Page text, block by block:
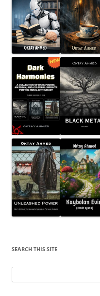
SEARCH THIS SITE
for: